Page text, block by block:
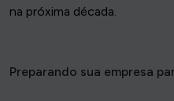
na próxima década.
Preparando sua empresa